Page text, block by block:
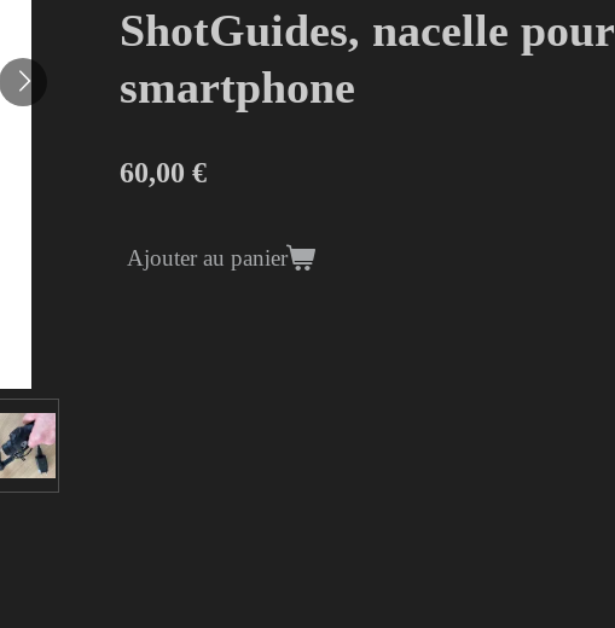
ShotGuides, nacelle pour
smartphone
60,00 €
Ajouter au panier